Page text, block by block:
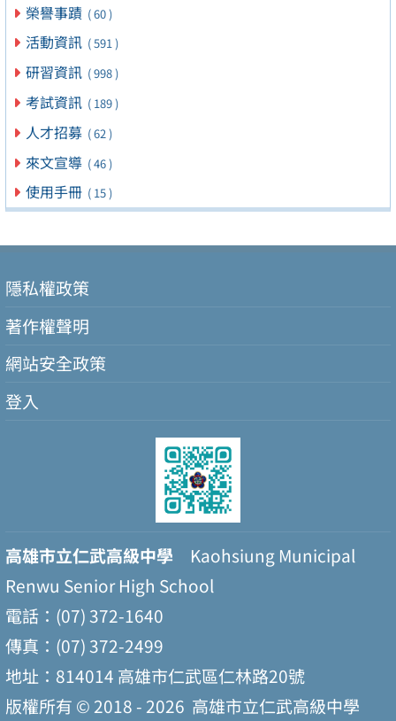
榮譽事蹟 ( 60 )
活動資訊 ( 591 )
研習資訊 ( 998 )
考試資訊 ( 189 )
人才招募 ( 62 )
來文宣導 ( 46 )
使用手冊 ( 15 )
隱私權政策
著作權聲明
網站安全政策
登入
高雄市立仁武高級中學 Kaohsiung Municipal
Renwu Senior High School
電話：(07) 372-1640
傳真：(07) 372-2499
地址：814014 高雄市仁武區仁林路20號
版權所有 © 2018 - 2026 高雄市立仁武高級中學